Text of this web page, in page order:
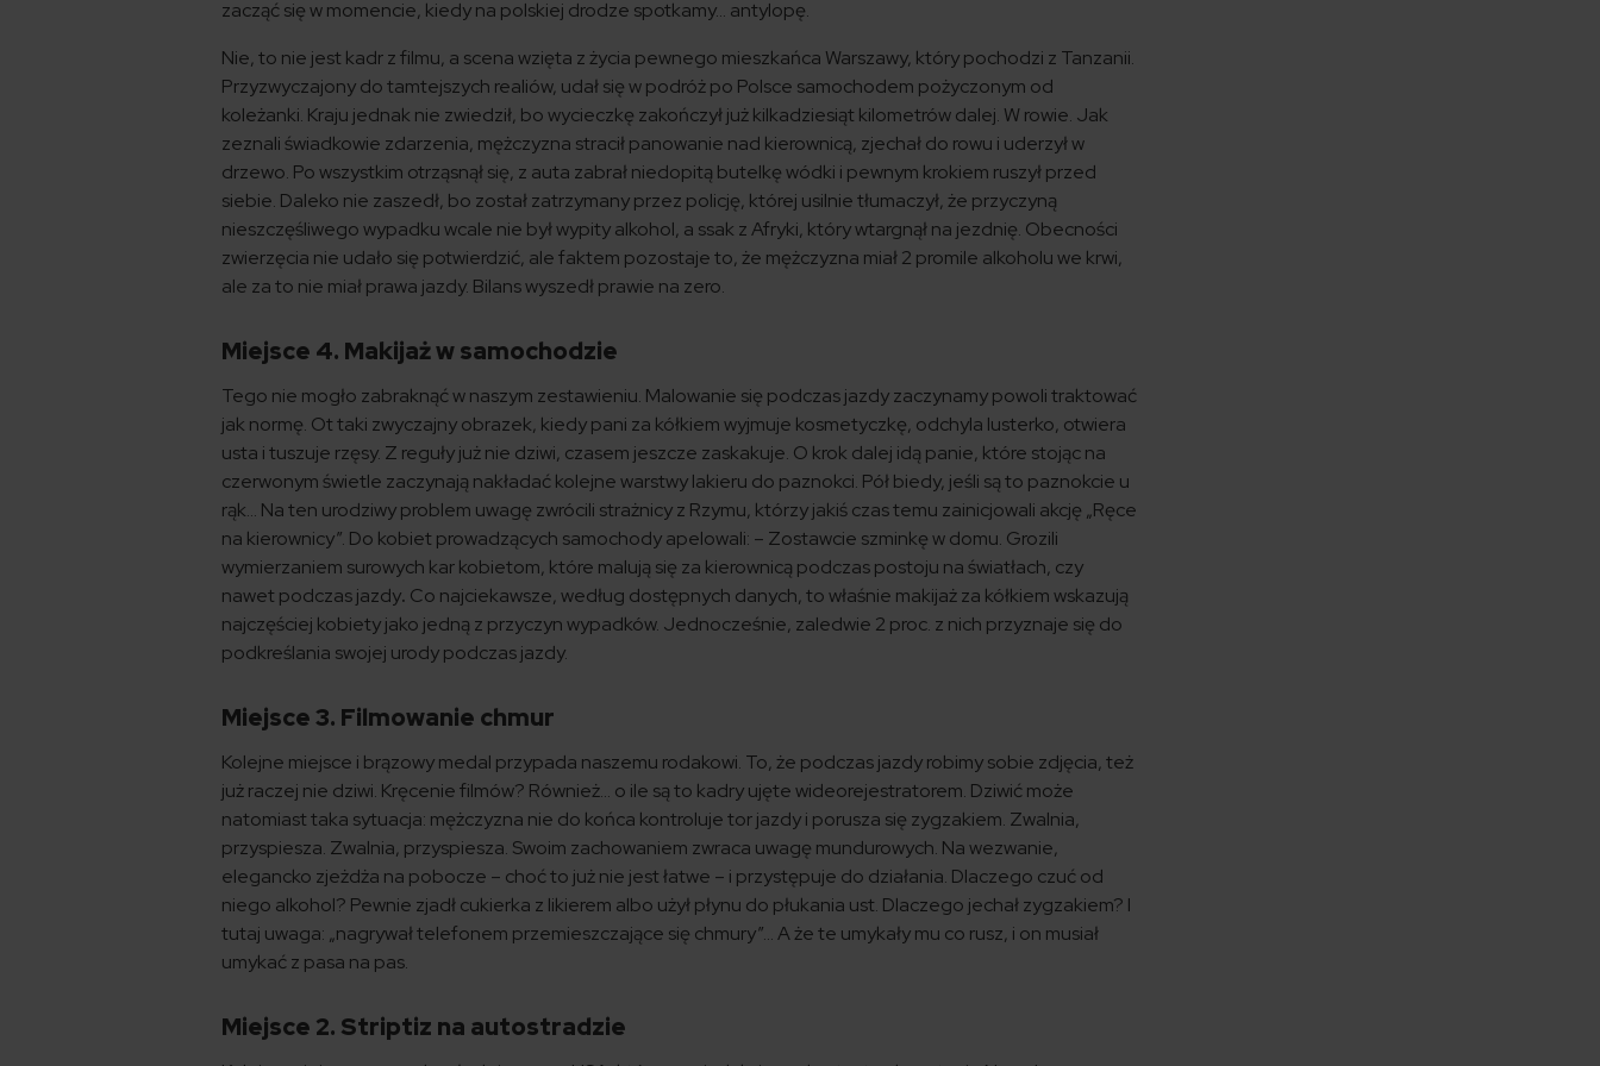
zacząć się w momencie, kiedy na polskiej drodze spotkamy… antylopę.
Nie, to nie jest kadr z filmu, a scena wzięta z życia pewnego mieszkańca Warszawy, który pochodzi z Tanzanii.
Przyzwyczajony do tamtejszych realiów, udał się w podróż po Polsce samochodem pożyczonym od
koleżanki. Kraju jednak nie zwiedził, bo wycieczkę zakończył już kilkadziesiąt kilometrów dalej. W rowie. Jak
zeznali świadkowie zdarzenia, mężczyzna stracił panowanie nad kierownicą, zjechał do rowu i uderzył w
drzewo. Po wszystkim otrząsnął się, z auta zabrał niedopitą butelkę wódki i pewnym krokiem ruszył przed
siebie. Daleko nie zaszedł, bo został zatrzymany przez policję, której usilnie tłumaczył, że przyczyną
nieszczęśliwego wypadku wcale nie był wypity alkohol, a ssak z Afryki, który wtargnął na jezdnię. Obecności
zwierzęcia nie udało się potwierdzić, ale faktem pozostaje to, że mężczyzna miał 2 promile alkoholu we krwi,
ale za to nie miał prawa jazdy. Bilans wyszedł prawie na zero.
Miejsce 4. Makijaż w samochodzie
Tego nie mogło zabraknąć w naszym zestawieniu. Malowanie się podczas jazdy zaczynamy powoli traktować
jak normę. Ot taki zwyczajny obrazek, kiedy pani za kółkiem wyjmuje kosmetyczkę, odchyla lusterko, otwiera
usta i tuszuje rzęsy. Z reguły już nie dziwi, czasem jeszcze zaskakuje. O krok dalej idą panie, które stojąc na
czerwonym świetle zaczynają nakładać kolejne warstwy lakieru do paznokci. Pół biedy, jeśli są to paznokcie u
rąk… Na ten urodziwy problem uwagę zwrócili strażnicy z Rzymu, którzy jakiś czas temu zainicjowali akcję „Ręce
na kierownicy”. Do kobiet prowadzących samochody apelowali: – Zostawcie szminkę w domu. Grozili
wymierzaniem surowych kar kobietom, które malują się za kierownicą podczas postoju na światłach, czy
nawet podczas jazdy. Co najciekawsze, według dostępnych danych, to właśnie makijaż za kółkiem wskazują
najczęściej kobiety jako jedną z przyczyn wypadków. Jednocześnie, zaledwie 2 proc. z nich przyznaje się do
podkreślania swojej urody podczas jazdy.
Miejsce 3. Filmowanie chmur
Kolejne miejsce i brązowy medal przypada naszemu rodakowi. To, że podczas jazdy robimy sobie zdjęcia, też
już raczej nie dziwi. Kręcenie filmów? Również… o ile są to kadry ujęte wideorejestratorem. Dziwić może
natomiast taka sytuacja: mężczyzna nie do końca kontroluje tor jazdy i porusza się zygzakiem. Zwalnia,
przyspiesza. Zwalnia, przyspiesza. Swoim zachowaniem zwraca uwagę mundurowych. Na wezwanie,
elegancko zjeżdża na pobocze – choć to już nie jest łatwe – i przystępuje do działania. Dlaczego czuć od
niego alkohol? Pewnie zjadł cukierka z likierem albo użył płynu do płukania ust. Dlaczego jechał zygzakiem? I
tutaj uwaga: „nagrywał telefonem przemieszczające się chmury”… A że te umykały mu co rusz, i on musiał
umykać z pasa na pas.
Miejsce 2. Striptiz na autostradzie